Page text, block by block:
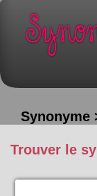
Synonyme
Trouver le